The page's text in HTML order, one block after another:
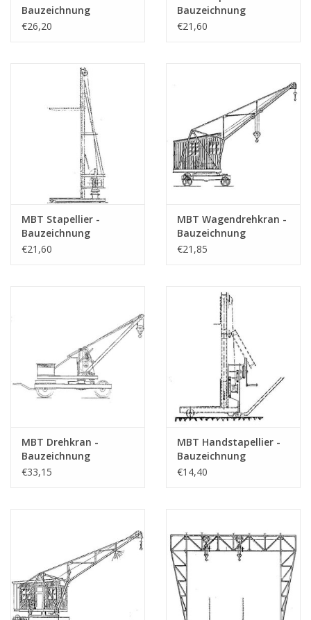
Anzahl Blätter A4 Text
Besonderheiten
Bauzeichnung
Maßstab 1 : 50
€26,20
Bauzeichnung
Maßstab 1 : 20
€21,60
MBT Stapellier -
Bauzeichnung
Maßstab 1 : 20
€21,60
MBT Wagendrehkran -
Bauzeichnung
Maßstab 1 : 20
€21,85
MBT Drehkran -
Bauzeichnung
Maßstab 1 : 10
€33,15
MBT Handstapellier -
Bauzeichnung
Maßstab 1 : 20
€14,40